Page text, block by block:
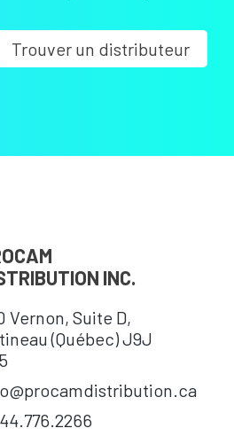
Trouver un distributeur
INC.
Vernon, Suite D,
(Québec) J9J